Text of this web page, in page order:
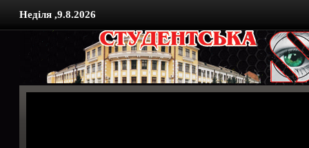
Неділя ,9.8.2026